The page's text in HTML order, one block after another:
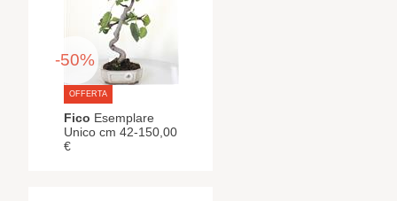
OFFERTA
-50%
Fico Esemplare
Unico cm 42-150,00
€